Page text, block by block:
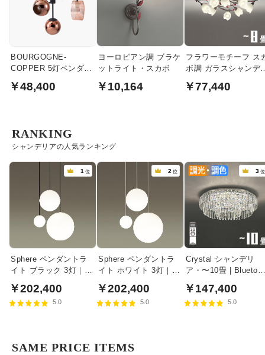
BOURGOGNE-
COPPER 5灯ペンダン
￥48,400
ヨーロピアン調 ブラケ
ットライト・スカボ
￥10,164
フラワーモチーフ ス
ボ調 ガラスシャンデ
￥77,440
シャンデリアの人気ランキング
RANKING
1 位
Sphere ペンダントラ
イト ブラック 3灯｜吹
リル・リズム
￥202,400
5.0
2 位
Sphere ペンダントラ
イト ホワイト 3灯｜吹
リル・リズム
￥202,400
5.0
3 位
Crystal シャンデリ
ア・〜10畳 |
￥147,400
5.0
SAME PRICE ITEMS